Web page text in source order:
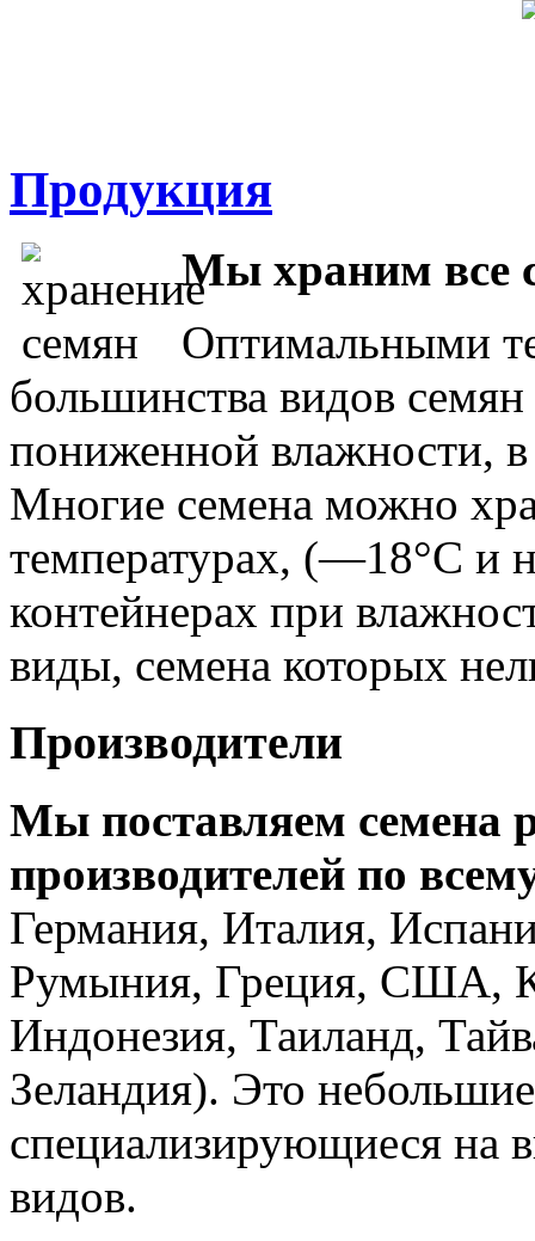
Продукция
Мы храним все
Оптимальными
большинства видов
пониженной влажности, в
Многие семена можно
температурах, (—18°С и
контейнерах при
виды, семена которых
Производители
Мы поставляем семена
производителей по
Германия, Италия,
Румыния, Греция, США,
Индонезия, Таиланд,
Зеландия). Это
специализирующиеся на
видов.